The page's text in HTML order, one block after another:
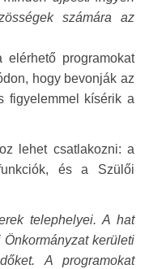
számára az
programokat
hogy bevonják az
figyelemmel kísérik a
lehet csatlakozni: a
és a Szülői
telephelyei. A hat
kerületi
A programokat